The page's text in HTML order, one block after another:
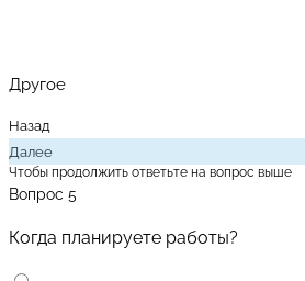
Другое
Назад
Далее
Чтобы продолжить ответьте на вопрос выше
Вопрос 5
Когда планируете работы?